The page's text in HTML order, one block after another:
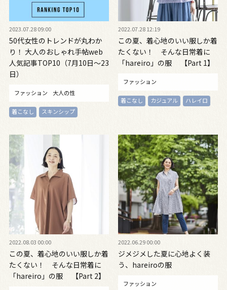
2023.07.28 09:00
50代女性のトレンドが丸わか
り！ 大人のおしゃれ手帖web
人気記事TOP10（7月10日～23
日）
ファッション 大人の性
着こなし スキンシップ
2022.07.28 12:19
この夏、着心地のいい服しか着
たくない！ そんな日常着に
「hareiro」の服 【Part 1】
ファッション
着こなし カジュアル ハレイロ
2022.08.03 00:00
この夏、着心地のいい服しか着
たくない！ そんな日常着に
「hareiro」の服 【Part 2】
2022.06.29 00:00
ジメジメした夏に心地よく装
う、hareiroの服
ファッション